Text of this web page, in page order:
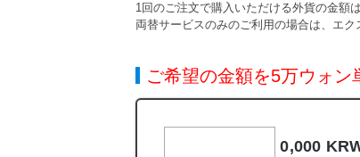
1回のご注文で購入いただける外貨の金額
両替サービスのみのご利用の場合は、エク
ご希望の金額を5万ウォン
0,000